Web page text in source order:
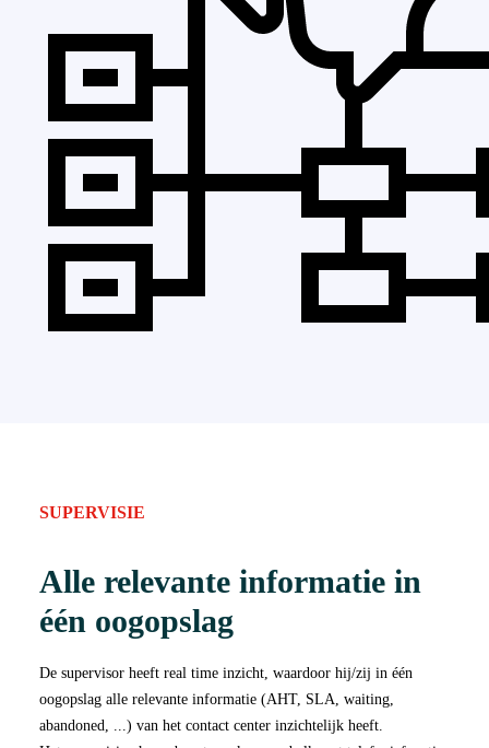
SUPERVISIE
Alle relevante informatie in
één oogopslag
De supervisor heeft real time inzicht, waardoor hij/zij in één
oogopslag alle relevante informatie (AHT, SLA, waiting,
abandoned, ...) van het contact center inzichtelijk heeft.